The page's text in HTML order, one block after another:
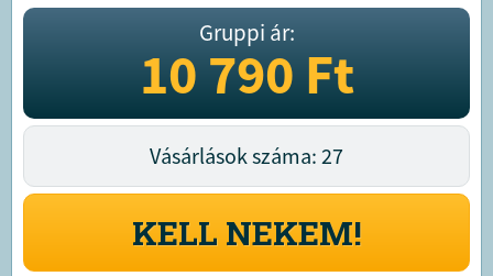
Gruppi ár:
10 790Ft
Vásárlások száma: 27
KELL NEKEM!